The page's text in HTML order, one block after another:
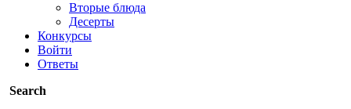
Вторые блюда
Десерты
Конкурсы
Войти
Ответы
Search